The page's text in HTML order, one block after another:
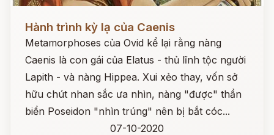
Hành trình kỳ lạ của Caenis
Metamorphoses của Ovid kể lại rằng nàng
Caenis là con gái của Elatus - thủ lĩnh tộc người
Lapith - và nàng Hippea. Xui xẻo thay, vốn sở
hữu chút nhan sắc ưa nhìn, nàng "được" thần
biển Poseidon "nhìn trúng" nên bị bắt cóc...
07-10-2020